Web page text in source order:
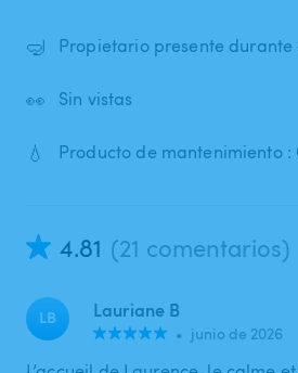
🤿 Propietario presente durante
👀 Sin vistas
💧 Producto de mantenimiento :
4.81 (21 comentarios)
LB Lauriane B
• junio de 2026